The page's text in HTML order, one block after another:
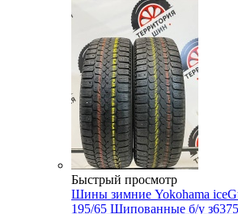
Быстрый просмотр
Шины зимние Yokohama
195/65 Шипованные б/у з6375